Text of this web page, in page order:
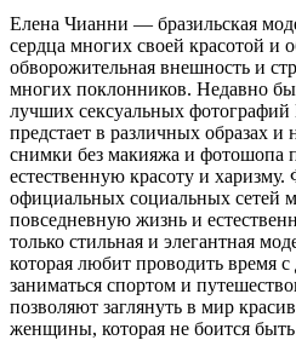
Елена Чианни — бразильская
сердца многих своей красотой и
обворожительная внешность и
многих поклонников. Недавно
лучших сексуальных
предстает в различных образах
снимки без макияжа и фотошопа
естественную красоту и
официальных социальных сетей
повседневную жизнь и
только стильная и элегантная
которая любит проводить время
заниматься спортом и
позволяют заглянуть в мир
женщины, которая не боится